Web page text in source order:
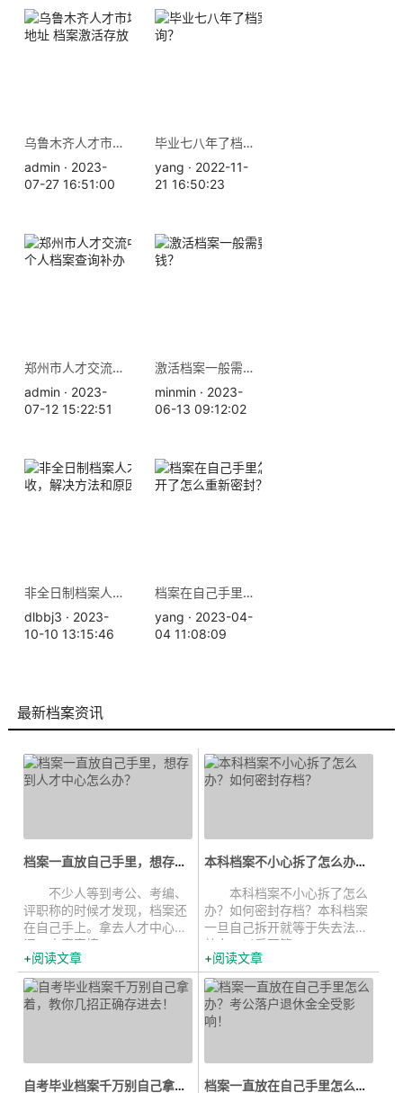
乌鲁木齐人才市场服务中心地址 档案激活存放
admin · 2023-
07-27 16:51:00
毕业七八年了档案在哪里查询？
yang · 2022-11-
21 16:50:23
郑州市人才交流中心地址-个人档案查询补办
admin · 2023-
07-12 15:22:51
激活档案一般需要花多少钱？
minmin · 2023-
06-13 09:12:02
非全日制档案人才中心不收，解决方法和原因如下
dlbbj3 · 2023-
10-10 13:15:46
档案在自己手里怎么办，拆开了怎么重新密封？
yang · 2023-04-
04 11:08:09
最新档案资讯
档案一直放自己手里，想存到人才中...
不少人等到考公、考编、
评职称的时候才发现，档案还
在自己手上。拿去人才中心一
问，人家直接...
阅读文章
本科档案不小心拆了怎么办？如何密...
本科档案不小心拆了怎么
办？如何密封存档？本科档案
一旦自己拆开就等于失去法律
效力，以后不管...
阅读文章
自考毕业档案千万别自己拿着，教你... 档案一直放在自己手里怎么办？考公...